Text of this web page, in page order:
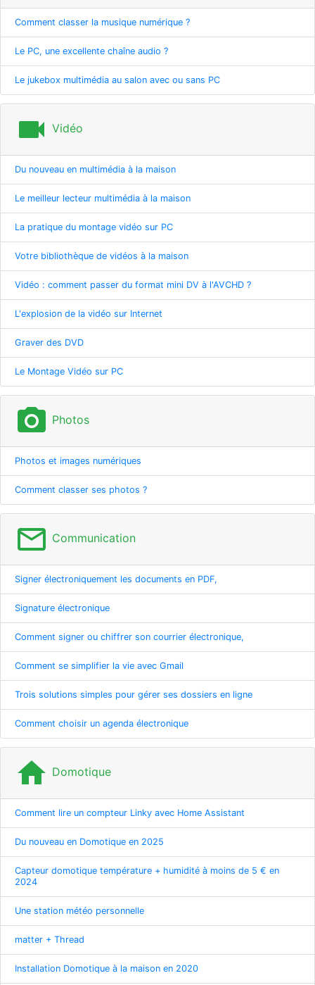
Comment classer la musique numérique ?
Le PC, une excellente chaîne audio ?
Le jukebox multimédia au salon avec ou sans PC
videocam Vidéo
Du nouveau en multimédia à la maison
Le meilleur lecteur multimédia à la maison
La pratique du montage vidéo sur PC
Votre bibliothèque de vidéos à la maison
Vidéo : comment passer du format mini DV à l'AVCHD ?
L'explosion de la vidéo sur Internet
Graver des DVD
Le Montage Vidéo sur PC
photo_camera Photos
Photos et images numériques
Comment classer ses photos ?
mail_outline Communication
Signer électroniquement les documents en PDF,
Signature électronique
Comment signer ou chiffrer son courrier électronique,
Comment se simplifier la vie avec Gmail
Trois solutions simples pour gérer ses dossiers en ligne
Comment choisir un agenda électronique
home Domotique
Comment lire un compteur Linky avec Home Assistant
Du nouveau en Domotique en 2025
Capteur domotique température + humidité à moins de 5 € en
2024
Une station météo personnelle
matter + Thread
Installation Domotique à la maison en 2020